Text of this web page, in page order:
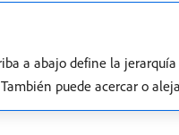
a abajo define la
puede acercar o